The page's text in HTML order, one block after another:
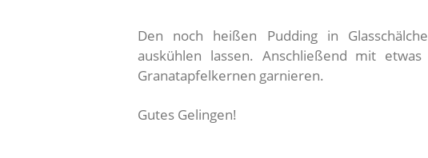
Den noch heißen Pudding in
auskühlen lassen. Anschließend mit
Granatapfelkernen garnieren.
Gutes Gelingen!